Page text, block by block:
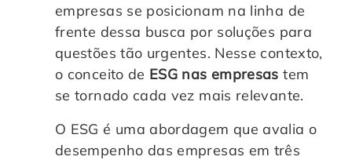
Gestão do Departamento Pessoal
Controle e Organização de Documentos Físicos
Guarda de Documentos
Consultoria Documental
empresas se posicionam na linha de
frente dessa busca por soluções para
questões tão urgentes. Nesse contexto,
o conceito de ESG nas empresas tem
se tornado cada vez mais relevante.
O ESG é uma abordagem que avalia o
desempenho das empresas em três